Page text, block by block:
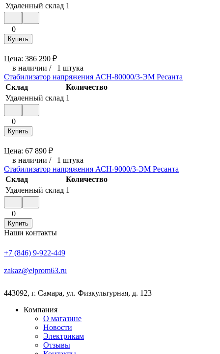
Удаленный склад 1
0
Купить
Цена: 386 290 ₽
в наличии / 1 штука
Стабилизатор напряжения АСН-80000/3-ЭМ Ресанта
Склад
Количество
Удаленный склад 1
0
Купить
Цена: 67 890 ₽
в наличии / 1 штука
Стабилизатор напряжения АСН-9000/3-ЭМ Ресанта
Склад
Количество
Удаленный склад 1
0
Купить
Наши контакты
+7 (846) 9-922-449
zakaz@elprom63.ru
443092, г. Самара, ул. Физкультурная, д. 123
Компания
О магазине
Новости
Электрикам
Отзывы